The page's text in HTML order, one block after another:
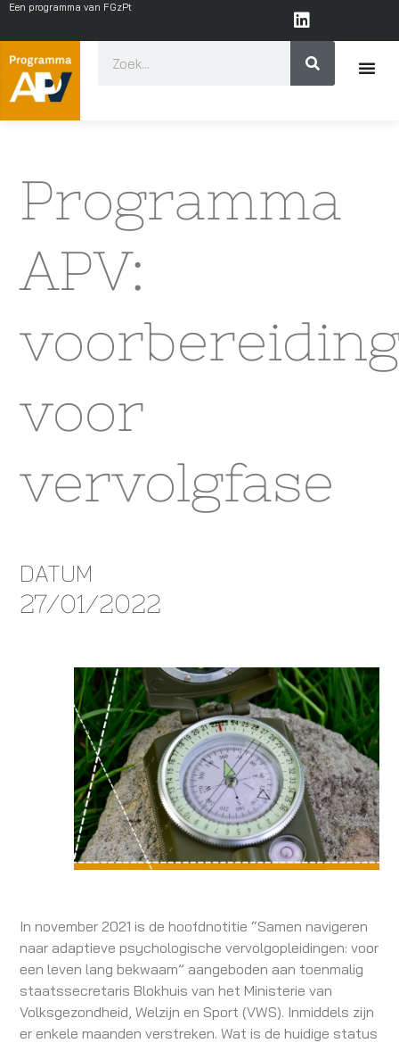
Een programma van FGzPt
Programma
APV:
voor
vervolgfase
DATUM
27/01/2022
In november 2021 is de hoofdnotitie “Samen navigeren
naar adaptieve psychologische vervolgopleidingen: voor
een leven lang bekwaam” aangeboden aan toenmalig
staatssecretaris Blokhuis van het Ministerie van
Volksgezondheid, Welzijn en Sport (VWS). Inmiddels zijn
er enkele maanden verstreken. Wat is de huidige status